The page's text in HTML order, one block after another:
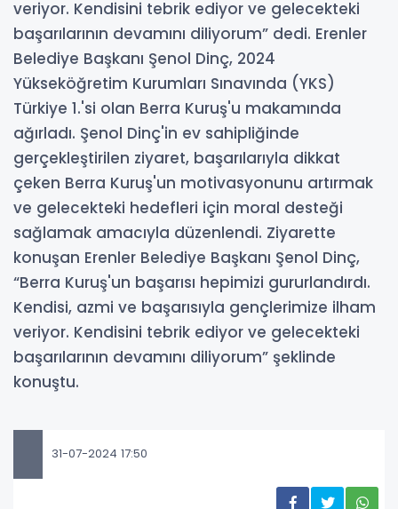
veriyor. Kendisini tebrik ediyor ve gelecekteki
başarılarının devamını diliyorum” dedi. Erenler
Belediye Başkanı Şenol Dinç, 2024
Yükseköğretim Kurumları Sınavında (YKS)
Türkiye 1.'si olan Berra Kuruş'u makamında
ağırladı. Şenol Dinç'in ev sahipliğinde
gerçekleştirilen ziyaret, başarılarıyla dikkat
çeken Berra Kuruş'un motivasyonunu artırmak
ve gelecekteki hedefleri için moral desteği
sağlamak amacıyla düzenlendi. Ziyarette
konuşan Erenler Belediye Başkanı Şenol Dinç,
“Berra Kuruş'un başarısı hepimizi gururlandırdı.
Kendisi, azmi ve başarısıyla gençlerimize ilham
veriyor. Kendisini tebrik ediyor ve gelecekteki
başarılarının devamını diliyorum” şeklinde
konuştu.
31-07-2024 17:50